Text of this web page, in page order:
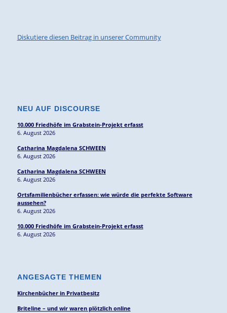
Diskutiere diesen Beitrag in unserer Community
NEU AUF DISCOURSE
10.000 Friedhöfe im Grabstein-Projekt erfasst
6. August 2026
Catharina Magdalena SCHWEEN
6. August 2026
Catharina Magdalena SCHWEEN
6. August 2026
Ortsfamilienbücher erfassen: wie würde die perfekte Software
aussehen?
6. August 2026
10.000 Friedhöfe im Grabstein-Projekt erfasst
6. August 2026
ANGESAGTE THEMEN
Kirchenbücher in Privatbesitz
Briteline – und wir waren plötzlich online